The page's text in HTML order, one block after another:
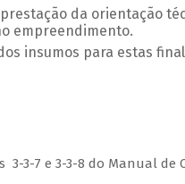
da orientação
empreendimento.
insumos para estas
7 e 3-3-8 do Manual de